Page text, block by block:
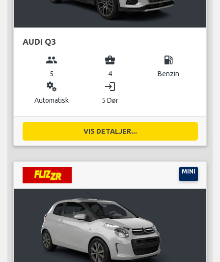
AUDI Q3
group
5
business_center
4
local_gas_station
Benzin
miscellaneous_services
Automatisk
login
5 Dør
VIS DETALJER...
MINI